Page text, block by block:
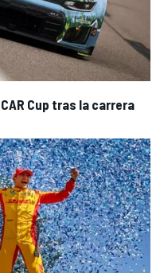
Cup tras la carrera